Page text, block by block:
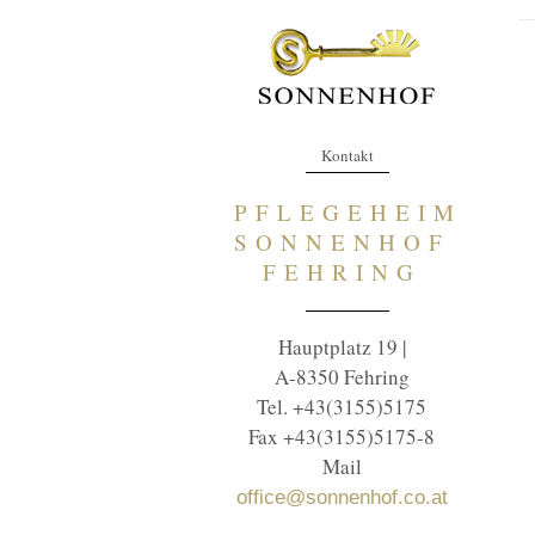
Kontakt
PFLEGEHEIM
SONNENHOF
FEHRING
Hauptplatz 19 |
A-8350 Fehring
Tel. +43(3155)5175
Fax +43(3155)5175-8
Mail
office@sonnenhof.co.at